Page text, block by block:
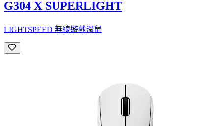
G304 X SUPERLIGHT
LIGHTSPEED 無線遊戲滑鼠